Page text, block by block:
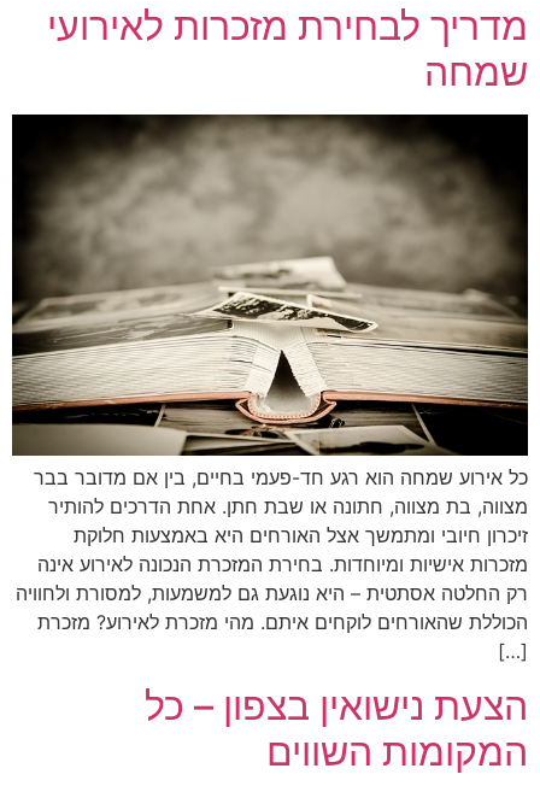
מדריך לבחירת מזכרות לאירועי
שמחה
כל אירוע שמחה הוא רגע חד-פעמי בחיים, בין אם מדובר בבר
מצווה, בת מצווה, חתונה או שבת חתן. אחת הדרכים להותיר
זיכרון חיובי ומתמשך אצל האורחים היא באמצעות חלוקת
מזכרות אישיות ומיוחדות. בחירת המזכרת הנכונה לאירוע אינה
רק החלטה אסתטית – היא נוגעת גם למשמעות, למסורת ולחוויה
הכוללת שהאורחים לוקחים איתם. מהי מזכרת לאירוע? מזכרת
[…]
הצעת נישואין בצפון – כל
המקומות השווים